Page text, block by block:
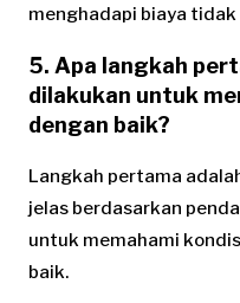
menghadapi biaya
5. Apa langkah
dilakukan untuk
dengan baik?
Langkah pertama
jelas berdasarkan
untuk memahami
baik.